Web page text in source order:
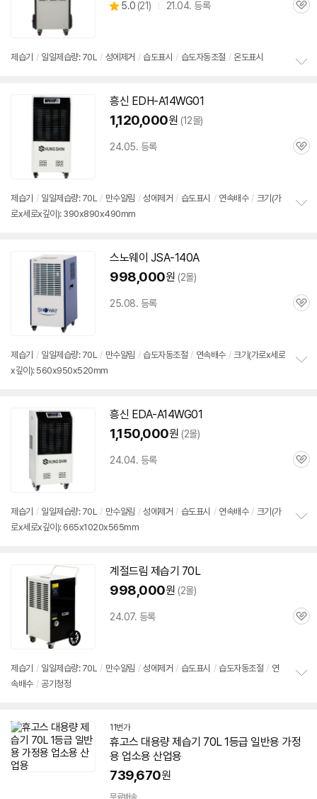
별
5.0 (상
뷰
21) 21.04. 등록
관
제습기 / 일일제습량: 70L / 성에제거 / 습도표시 / 습도자동조절 / 온도표시
흥신 EDH-A14WG01
1,120,000원 (12몰)
24.05. 등록
관
제습기 / 일일제습량: 70L / 만수알림 / 성에제거 / 습도표시 / 연속배수 / 크기(가
로x세로x깊이): 390x890x490mm
스노웨이 JSA-140A
998,000원 (2몰)
25.08. 등록
관
제습기 / 일일제습량: 70L / 만수알림 / 습도자동조절 / 연속배수 / 크기(가로x세로
x깊이): 560x950x520mm
흥신 EDA-A14WG01
1,150,000원 (2몰)
24.04. 등록
관
제습기 / 일일제습량: 70L / 만수알림 / 성에제거 / 습도표시 / 연속배수 / 크기(가
로x세로x깊이): 665x1020x565mm
계절드림 제습기 70L
998,000원 (2몰)
24.07. 등록
관
제습기 / 일일제습량: 70L / 만수알림 / 성에제거 / 습도표시 / 습도자동조절 / 연
속배수 / 공기청정
11번가
휴고스 대용량제습기 70L 1등급 일반용 가정
용 업소용 산업용
739,670원
무료배송